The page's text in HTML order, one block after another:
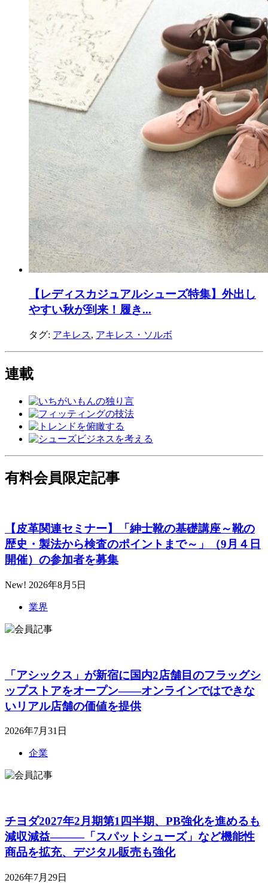
【レディスカジュアルシューズ特集】外出し
やすい秋が到来！履き...
タグ: アキレス, アキレス・ソルボ
連載
有料会員限定記事
【皮革関連セミナー】「紳士靴の基礎講座～靴の
歴史・製法から検査のポイントまで～」（9月４日
開催）の参加者を募集
New! 2026年8月5日
業界
「アシックス」が新宿に国内2店舗目のフラッグシ
ップストアをオープン――オンラインではできな
いリアル店舗の価値を提供
2026年7月31日
企業
チヨダ2027年2月期第1四半期、PB強化を進めるも
減収減益―――「スパットシューズ」など機能性
商品を拡充、デジタル販売も強化
2026年7月29日